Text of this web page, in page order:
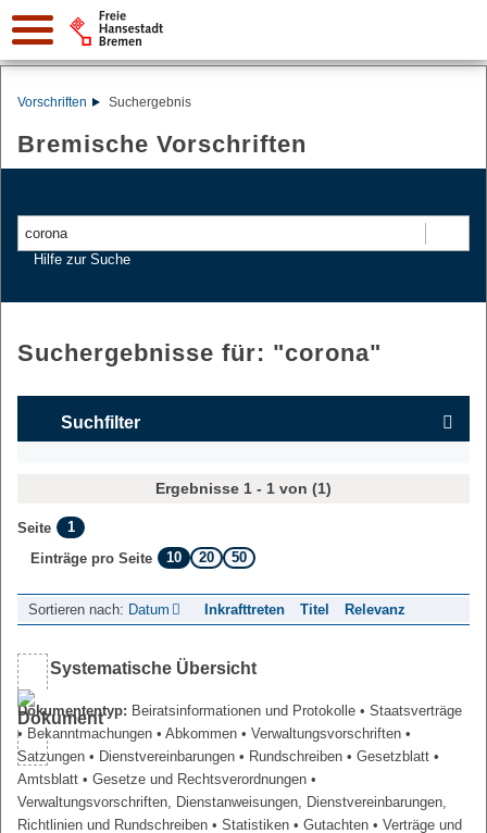
Vorschriften Suchergebnis
Bremische Vorschriften
Hilfe zur Suche
Suchergebnisse für: "corona"
Suchfilter
Ergebnisse 1 - 1 von (1)
Seite
1
Einträge pro Seite
10 20 50
Sortieren nach: Datum Inkrafttreten Titel Relevanz
Systematische Übersicht
Dokumententyp: Beiratsinformationen und Protokolle • Staatsverträge
• Bekanntmachungen • Abkommen • Verwaltungsvorschriften •
Satzungen • Dienstvereinbarungen • Rundschreiben • Gesetzblatt •
Amtsblatt • Gesetze und Rechtsverordnungen •
Verwaltungsvorschriften, Dienstanweisungen, Dienstvereinbarungen,
Richtlinien und Rundschreiben • Statistiken • Gutachten • Verträge und